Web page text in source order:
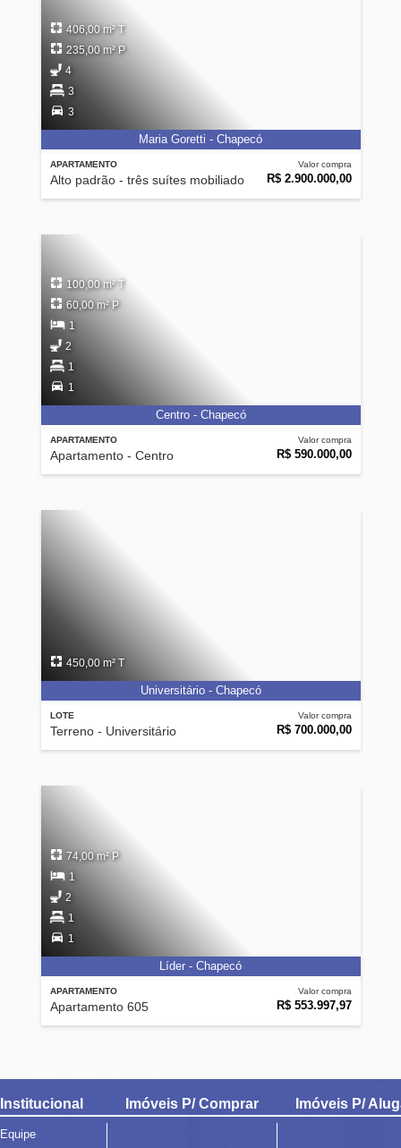
APARTAMENTO
Alto padrão - três suítes mobiliado
Valor compra
R$ 2.900.000,00
406,00 m² T
235,00 m² P
4
3
3
Maria Goretti - Chapecó
APARTAMENTO
Apartamento - Centro
Valor compra
R$ 590.000,00
100,00 m² T
60,00 m² P
1
2
1
1
Centro - Chapecó
LOTE
Terreno - Universitário
Valor compra
R$ 700.000,00
450,00 m² T
Universitário - Chapecó
APARTAMENTO
Apartamento 605
Valor compra
R$ 553.997,97
74,00 m² P
1
2
1
1
Líder - Chapecó
Institucional
Equipe
Imóveis P/ Comprar Imóveis P/